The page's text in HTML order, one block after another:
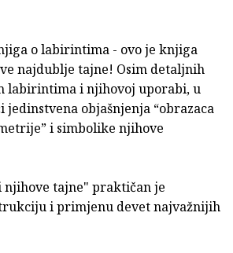
o labirintima - ovo je knjiga
najdublje tajne! Osim detaljnih
labirintima i njihovoj uporabi, u
objašnjenja “obrazaca
i simbolike njihove
tajne" praktičan je
i primjenu devet najvažnijih